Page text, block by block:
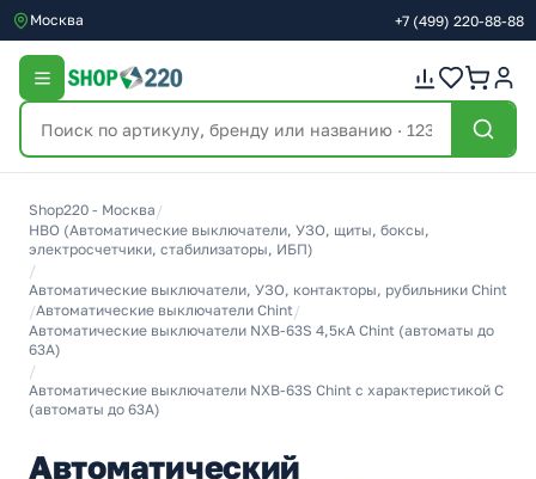
Москва +7 (499) 220-88-88
Shop220 - Москва /
НВО (Автоматические выключатели, УЗО, щиты, боксы,
электросчетчики, стабилизаторы, ИБП)
/
Автоматические выключатели, УЗО, контакторы, рубильники Chint
/Автоматические выключатели Chint/
Автоматические выключатели NXB-63S 4,5кА Chint (автоматы до
63A)
/
Автоматические выключатели NXB-63S Chint с характеристикой C
(автоматы до 63A)
Автоматический